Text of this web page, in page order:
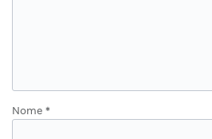
Nome *